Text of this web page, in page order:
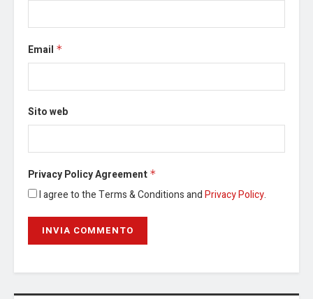
Email *
Sito web
Privacy Policy Agreement *
I agree to the Terms & Conditions andPrivacy Policy.